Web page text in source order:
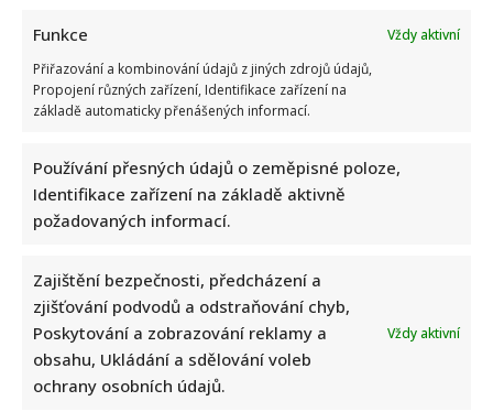
Funkce
Vždy aktivní
Přiřazování a kombinování údajů z jiných zdrojů údajů,
Propojení různých zařízení, Identifikace zařízení na
základě automaticky přenášených informací.
Používání přesných údajů o zeměpisné poloze,
Identifikace zařízení na základě aktivně
požadovaných informací.
Zajištění bezpečnosti, předcházení a
zjišťování podvodů a odstraňování chyb,
Poskytování a zobrazování reklamy a
obsahu, Ukládání a sdělování voleb
ochrany osobních údajů.
Vždy aktivní
Lenka Marousková
Lenka je hlavní postavou našeho redakčního týmu. Po několika letech
dělá rozhovory s osobnostmi, nebo píše vaše příběhy ze života. Svůj
volný čas nejraději věnuje své rodině.